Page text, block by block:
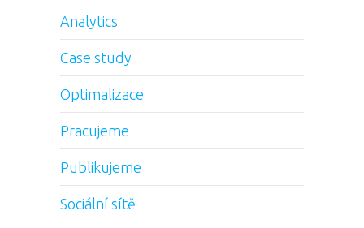
Analytics
Case study
Optimalizace
Pracujeme
Publikujeme
Sociální sítě